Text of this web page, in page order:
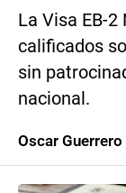
La Visa EB-
calificados
sin
nacional.
Oscar Guerrero